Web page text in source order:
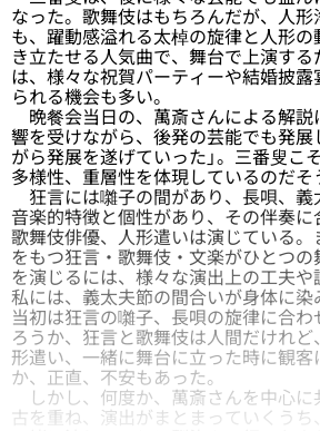
なった。歌舞伎はもちろんだが、人
も、躍動感溢れる太棹の旋律と人形
き立たせる人気曲で、舞台で上演す
は、様々な祝賀パーティーや結婚披
られる機会も多い。
晩餐会当日の、萬斎さんによる解説
響を受けながら、後発の芸能でも発
がら発展を遂げていった」。三番叟こ
多様性、重層性を体現しているのだそ
狂言には囃子の間があり、長唄、義
音楽的特徴と個性があり、その伴奏に
歌舞伎俳優、人形遣いは演じている
をもつ狂言・歌舞伎・文楽がひとつ
を演じるには、様々な演出上の工夫や
私には、義太夫節の間合いが身体に染
当初は狂言の囃子、長唄の旋律に合
ろうか、狂言と歌舞伎は人間だけれ
形遣い、一緒に舞台に立った時に観
か、正直、不安もあった。
しかし、何度か、萬斎さんを中心に
古を重ね、演出がまとまっていくうち